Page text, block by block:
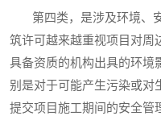
第四类，是涉及环境、安
筑许可越来越重视项目对周
具备资质的机构出具的环境
别是对于可能产生污染或对
提交项目施工期间的安全管